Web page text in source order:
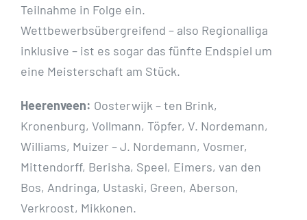
Teilnahme in Folge ein.
Wettbewerbsübergreifend – also Regionalliga
inklusive – ist es sogar das fünfte Endspiel um
eine Meisterschaft am Stück.
Heerenveen: Oosterwijk – ten Brink,
Kronenburg, Vollmann, Töpfer, V. Nordemann,
Williams, Muizer – J. Nordemann, Vosmer,
Mittendorff, Berisha, Speel, Eimers, van den
Bos, Andringa, Ustaski, Green, Aberson,
Verkroost, Mikkonen.